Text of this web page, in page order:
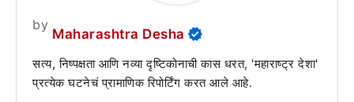
by
Maharashtra Desha
सत्य, निष्पक्षता आणि नव्या दृष्टिकोनाची कास धरत, 'महाराष्ट्र देशा'
प्रत्येक घटनेचं प्रामाणिक रिपोर्टिंग करत आले आहे.